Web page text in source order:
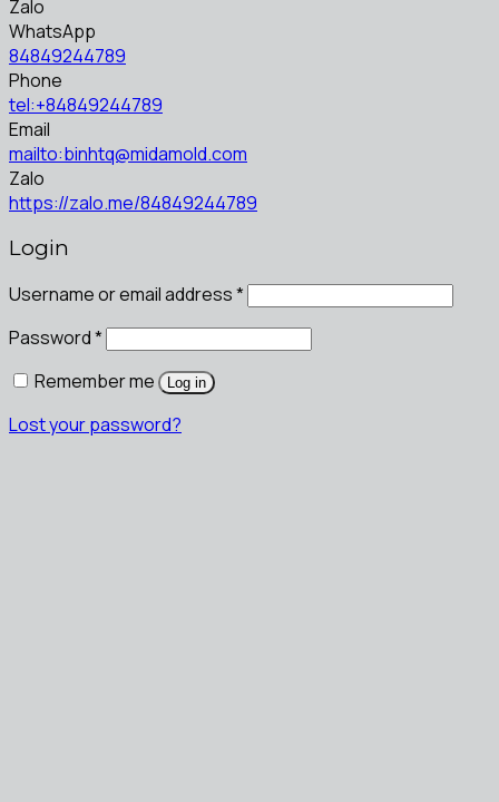
Zalo
WhatsApp
84849244789
Phone
tel:+84849244789
Email
mailto:binhtq@midamold.com
Zalo
https://zalo.me/84849244789
Login
Username or email address*
Password*
Remember me
Log in
Lost your password?